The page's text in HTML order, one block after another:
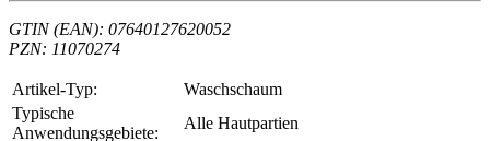
GTIN (EAN): 07640127620052
PZN: 11070274
Artikel-Typ:
Waschschaum
Typische
Anwendungsgebiete:
Alle Hautpartien